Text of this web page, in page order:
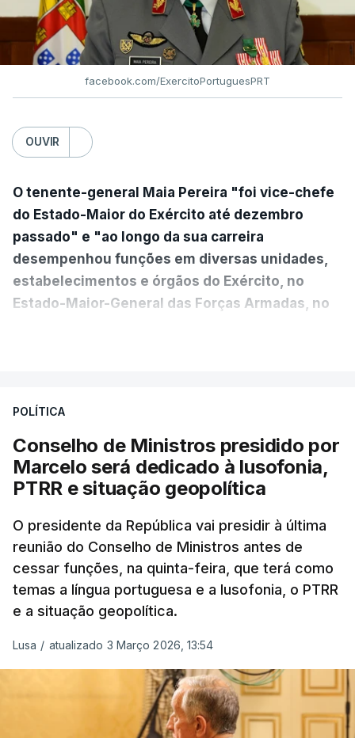
facebook.com/ExercitoPortuguesPRT
OUVIR
O tenente-general Maia Pereira "foi vice-chefe
do Estado-Maior do Exército até dezembro
passado" e "ao longo da sua carreira
desempenhou funções em diversas unidades,
estabelecimentos e órgãos do Exército, no
Estado-Maior-General das Forças Armadas, no
Da sua experiência no terreno, é destacada a
Forças Nacionais Destacadas, como
comandante do 2.º Batalhão Mecanizado, da
Reserva Tática do Comandante da Força da
NATO no Kosovo, e, mais recentemente, na
MINUSCA, como 2.º comandante da Força
Militar da ONU para a República Centro-
Africana".
"Foi ainda
chefe do Branch de Apoio às
Operações na Divisão de Operações,
acumulando com presidente dos Grupos NATO
de Proteção da Força e de Operações
, no Quartel-General do Comando
Supremo das Forças Aliadas na Europa (SHAPE),
POLÍTICA
Conselho de Ministros presidido por
Marcelo será dedicado à lusofonia,
PTRR e situação geopolítica
O presidente da República vai presidir à última
reunião do Conselho de Ministros antes de
cessar funções, na quinta-feira, que terá como
temas a língua portuguesa e a lusofonia, o PTRR
e a situação geopolítica.
Lusa / atualizado 3 Março 2026, 13:54